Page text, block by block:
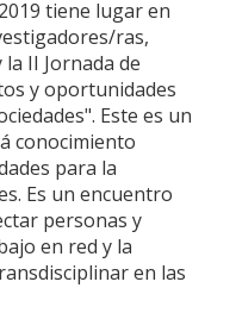
tiene lugar en
ras,
II Jornada de
y oportunidades
Este es un
conocimiento
para la
Es un encuentro
personas y
en red y la
en las